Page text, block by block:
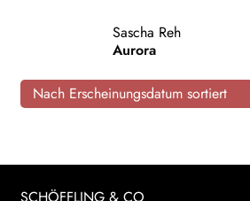
WEITERE VERLAGE
Search:
Sascha Reh
Aurora
Nach Erscheinungsdatum sortiert
SCHÖFFLING & CO